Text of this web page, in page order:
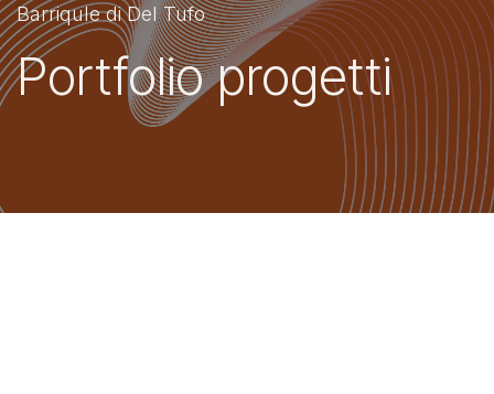
Barriqule di Del Tufo
Portfolio progetti